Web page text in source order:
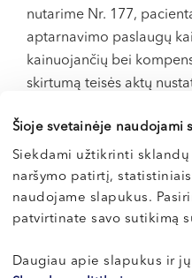
Šioje svetainėje naudojami
Siekdami užtikrinti
naršymo patirtį,
naudojame slapukus.
patvirtinate savo sutikimą
Daugiau apie slapukus ir
nutarime Nr. 177,
aptarnavimo paslaugų
kainuojančių bei
skirtumą teisės aktų
SVARBU:Pacientams,
draudimą ir
medicinos centre, būtina
anksto suderinti su
procedūros apmokėjimo